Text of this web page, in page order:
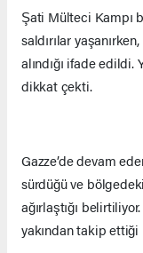
Şati Mülteci Kampı
saldırılar
alındığı ifade edildi.
dikkat çekti.
Gazze’de devam
sürdüğü ve
ağırlaştığı
yakından takip